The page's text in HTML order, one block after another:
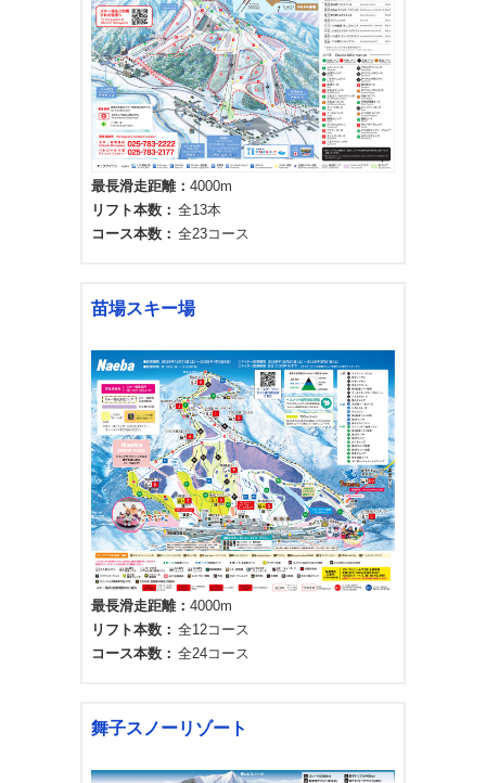
最長滑走距離
4000m
リフト本数
全13本
コース本数
全23コース
苗場スキー場
最長滑走距離
4000m
リフト本数
全12コース
コース本数
全24コース
舞子スノーリゾート